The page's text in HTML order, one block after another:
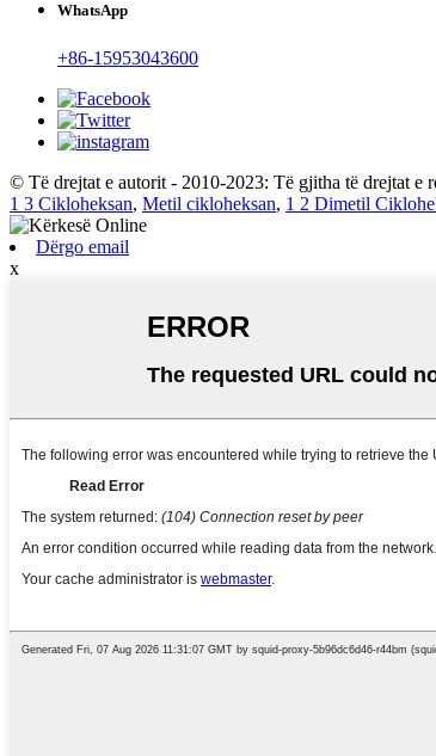
WhatsApp
+86-15953043600
© Të drejtat e autorit - 2010-2023: Të gjitha të drejtat e
1 3 Cikloheksan, Metil cikloheksan, 1 2 Dimetil
Dërgo email
x